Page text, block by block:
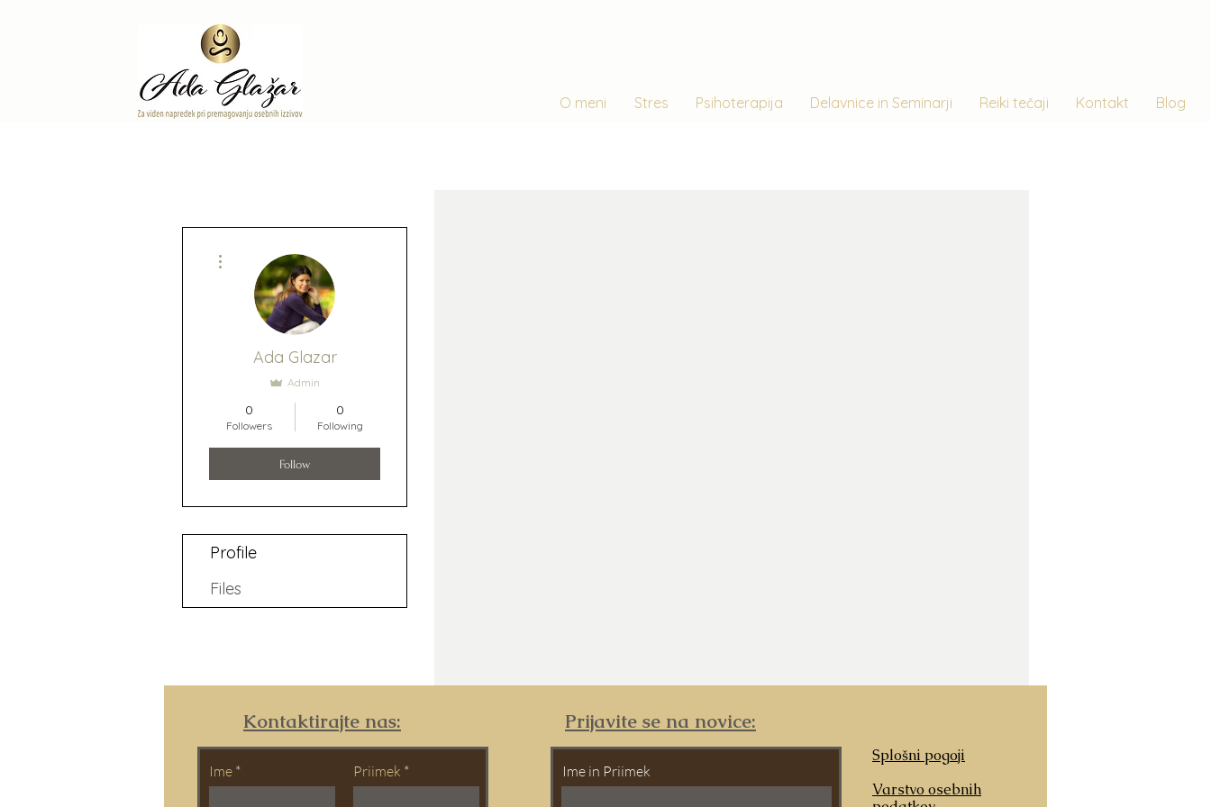
O meni Stres Psihoterapija Delavnice in Seminarji Reiki tečaji Kontakt Blog
Ada Glazar
Admin
0
Followers
0
Following
Follow
Profile
Files
Kontaktirajte nas:
Ime Priimek
Prijavite se na novice:
Ime in Priimek
Splošni pogoji
Varstvo osebnih